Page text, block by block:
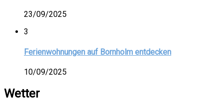
23/09/2025
3
Ferienwohnungen auf Bornholm entdecken
10/09/2025
Wetter